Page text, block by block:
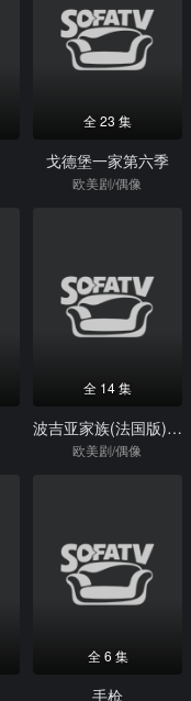
全 23 集
戈德堡一家第六季
欧美剧/偶像
全 14 集
波吉亚家族(法国版)第三季
欧美剧/偶像
全 6 集
手枪